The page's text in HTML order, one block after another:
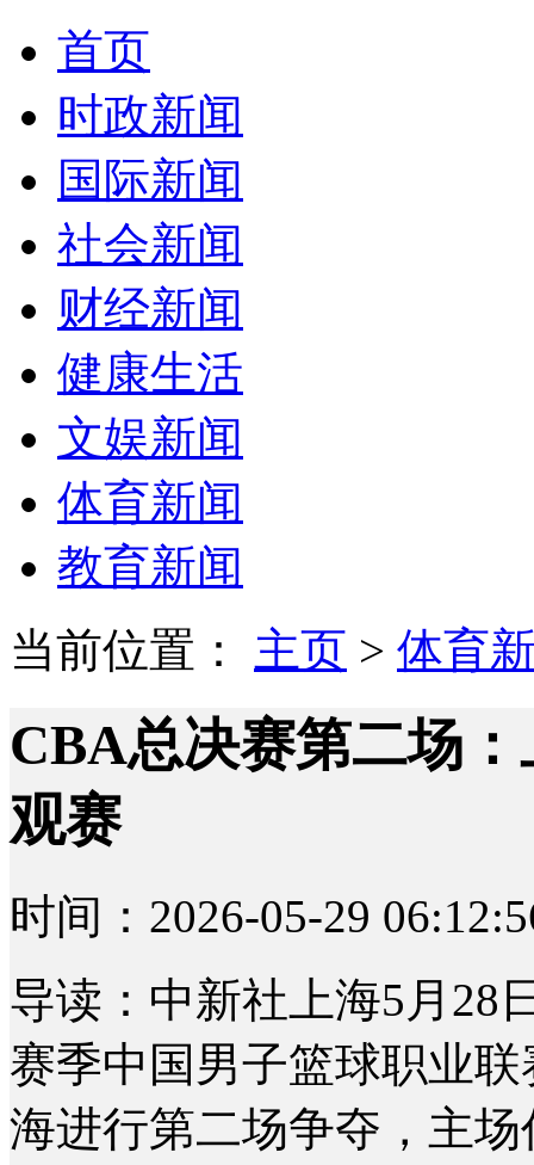
首页
时政新闻
国际新闻
社会新闻
财经新闻
健康生活
文娱新闻
体育新闻
教育新闻
当前位置： 主页 > 体育
CBA总决赛第二场
观赛
时间：2026-05-29
导读：中新社上海5月28
赛季中国男子篮球职业
海进行第二场争夺，主